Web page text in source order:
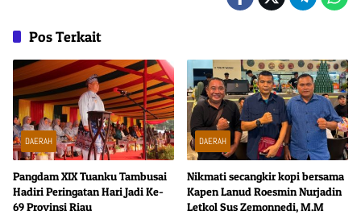
Pos Terkait
DAERAH
Pangdam XIX Tuanku Tambusai
Hadiri Peringatan Hari Jadi Ke-
69 Provinsi Riau
DAERAH
Nikmati secangkir kopi bersama
Kapen Lanud Roesmin Nurjadin
Letkol Sus Zemonnedi, M.M